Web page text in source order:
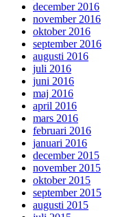
december 2016
november 2016
oktober 2016
september 2016
augusti 2016
juli 2016
juni 2016
maj 2016
april 2016
mars 2016
februari 2016
januari 2016
december 2015
november 2015
oktober 2015
september 2015
augusti 2015